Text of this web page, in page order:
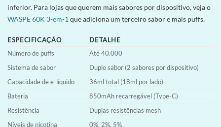
inferior. Para lojas que querem mais sabores por dispositivo, veja o
WASPE 60K 3-em-1 que adiciona um terceiro sabor e mais puffs.
ESPECIFICAÇÃO
DETALHE
Número de puffs
Até 40.000
Sistema de sabor
Duplo sabor (2 sabores por dispositivo)
Capacidade de e-líquido
36ml total (18ml por lado)
Bateria
850mAh recarregável (Type-C)
Resistência
Duplas resistências mesh
Níveis de nicotina
0%, 2%, 5%